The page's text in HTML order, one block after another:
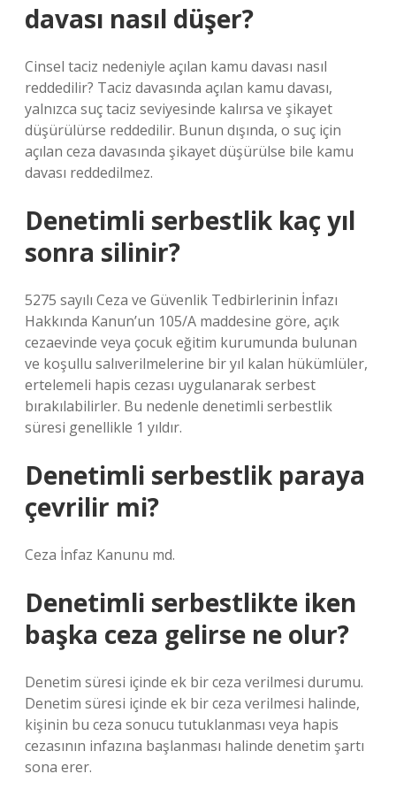
davası nasıl düşer?
Cinsel taciz nedeniyle açılan kamu davası nasıl
reddedilir? Taciz davasında açılan kamu davası,
yalnızca suç taciz seviyesinde kalırsa ve şikayet
düşürülürse reddedilir. Bunun dışında, o suç için
açılan ceza davasında şikayet düşürülse bile kamu
davası reddedilmez.
Denetimli serbestlik kaç yıl
sonra silinir?
5275 sayılı Ceza ve Güvenlik Tedbirlerinin İnfazı
Hakkında Kanun’un 105/A maddesine göre, açık
cezaevinde veya çocuk eğitim kurumunda bulunan
ve koşullu salıverilmelerine bir yıl kalan hükümlüler,
ertelemeli hapis cezası uygulanarak serbest
bırakılabilirler. Bu nedenle denetimli serbestlik
süresi genellikle 1 yıldır.
Denetimli serbestlik paraya
çevrilir mi?
Ceza İnfaz Kanunu md.
Denetimli serbestlikte iken
başka ceza gelirse ne olur?
Denetim süresi içinde ek bir ceza verilmesi durumu.
Denetim süresi içinde ek bir ceza verilmesi halinde,
kişinin bu ceza sonucu tutuklanması veya hapis
cezasının infazına başlanması halinde denetim şartı
sona erer.